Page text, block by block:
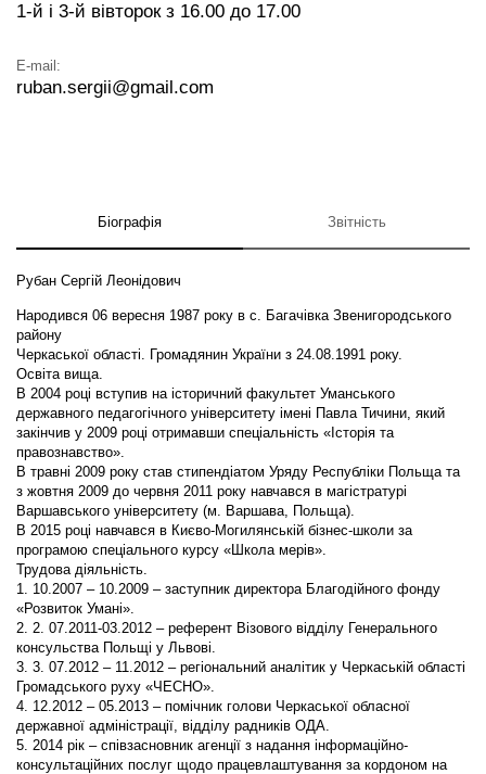
1-й і 3-й вівторок з 16.00 до 17.00
E-mail:
ruban.sergii@gmail.com
Біографія Звітність
Рубан Сергій Леонідович
Народився 06 вересня 1987 року в с. Багачівка Звенигородського
району
Черкаської області. Громадянин України з 24.08.1991 року.
Освіта вища.
В 2004 році вступив на історичний факультет Уманського
державного педагогічного університету імені Павла Тичини, який
закінчив у 2009 році отримавши спеціальність «Історія та
правознавство».
В травні 2009 року став стипендіатом Уряду Республіки Польща та
з жовтня 2009 до червня 2011 року навчався в магістратурі
Варшавського університету (м. Варшава, Польща).
В 2015 році навчався в Києво-Могилянській бізнес-школи за
програмою спеціального курсу «Школа мерів».
Трудова діяльність.
1. 10.2007 – 10.2009 – заступник директора Благодійного фонду
«Розвиток Умані».
2. 2. 07.2011-03.2012 – референт Візового відділу Генерального
консульства Польщі у Львові.
3. 3. 07.2012 – 11.2012 – регіональний аналітик у Черкаській області
Громадського руху «ЧЕСНО».
4. 12.2012 – 05.2013 – помічник голови Черкаської обласної
державної адміністрації, відділу радників ОДА.
5. 2014 рік – співзасновник агенції з надання інформаційно-
консультаційних послуг щодо працевлаштування за кордоном на